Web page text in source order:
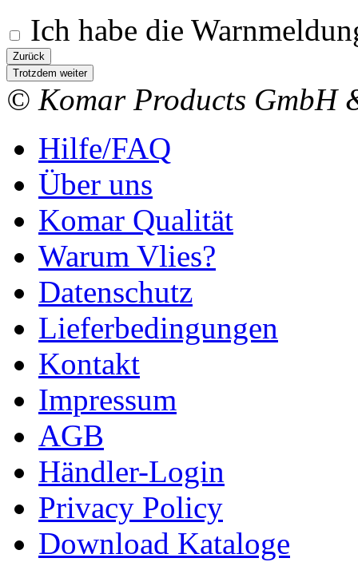
Ich habe die
Zurück
Trotzdem weiter
© Komar Products GmbH
Hilfe/FAQ
Über uns
Komar Qualität
Warum Vlies?
Datenschutz
Lieferbedingungen
Kontakt
Impressum
AGB
Händler-Login
Privacy Policy
Download Kataloge